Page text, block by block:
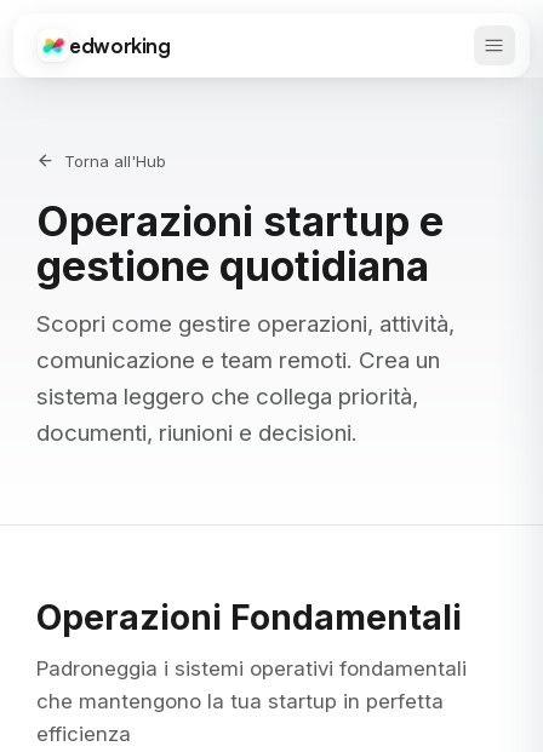
Edworking
edworking Apri
Torna all'Hub
Operazioni startup e
gestione quotidiana
Scopri come gestire operazioni, attività,
comunicazione e team remoti. Crea un
sistema leggero che collega priorità,
documenti, riunioni e decisioni.
Operazioni Fondamentali
Padroneggia i sistemi operativi fondamentali
che mantengono la tua startup in perfetta
efficienza